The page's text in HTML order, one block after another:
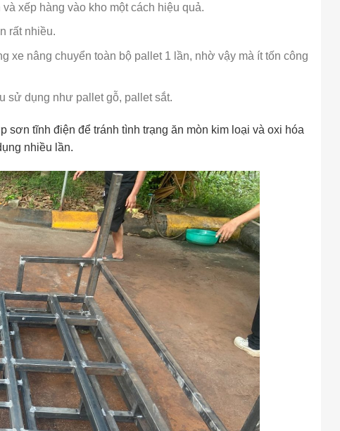
xếp hàng vào kho một cách hiệu quả.
rất nhiều.
xe nâng chuyển toàn bộ pallet 1 lần, nhờ vậy mà ít tốn công
sử dụng như pallet gỗ, pallet sắt.
tĩnh điện để tránh tình trạng ăn mòn kim loại và oxi hóa
nhiều lần.